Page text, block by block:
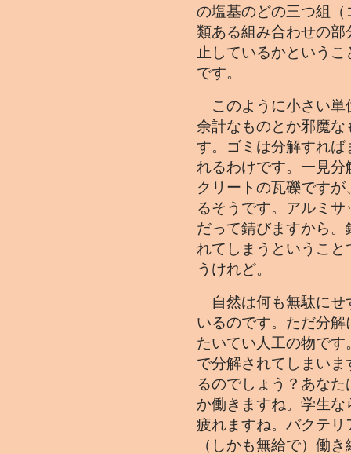
の塩基のどの三つ組
類ある組み合わせの
止しているかという
です。
このように小さい単
余計なものとか邪魔
す。ゴミは分解すれ
れるわけです。一見
クリートの瓦礫です
るそうです。アルミ
だって錆びますから
れてしまうというこ
うけれど。
自然は何も無駄にせ
いるのです。ただ分
たいてい人工の物で
で分解されてしまい
るのでしょう？あな
か働きますね。学生
疲れますね。バクテ
（しかも無給で）働